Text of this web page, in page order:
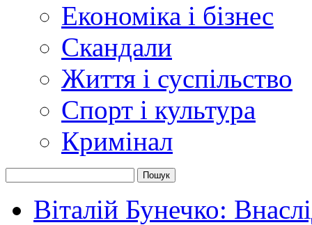
Економіка і бізнес
Скандали
Життя і суспільство
Спорт і культура
Кримінал
Віталій Бунечко: